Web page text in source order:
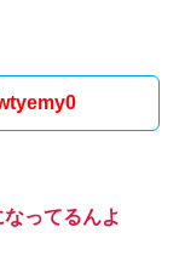
ってるんよ